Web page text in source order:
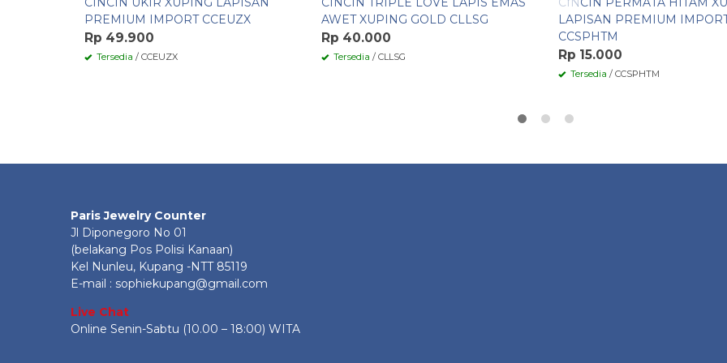
PREMIUM IMPORT CCEUZX
Rp 49.900
Tersedia / CCEUZX
AWET XUPING GOLD CLLSG
Rp 40.000
Tersedia / CLLSG
LAPISAN PREMIUM
CCSPHTM
Rp 15.000
Tersedia / CCSPHTM
Paris Jewelry Counter
Jl Diponegoro No 01
(belakang Pos Polisi Kanaan)
Kel Nunleu, Kupang -NTT 85119
E-mail : sophiekupang@gmail.com
Live Chat
Online Senin-Sabtu (10.00 – 18:00) WITA